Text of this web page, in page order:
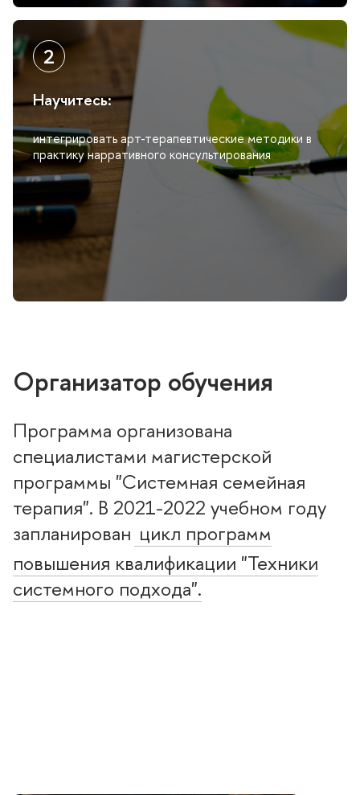
Научитесь:
интегрировать арт-терапевтические методики
практику нарративного консультирования
Организатор обучения
Программа организована
специалистами магистерской
программы "Системная семейная
терапия". В 2021-2022 учебном году
запланирован цикл программ
повышения квалификации "Техники
системного подхода".